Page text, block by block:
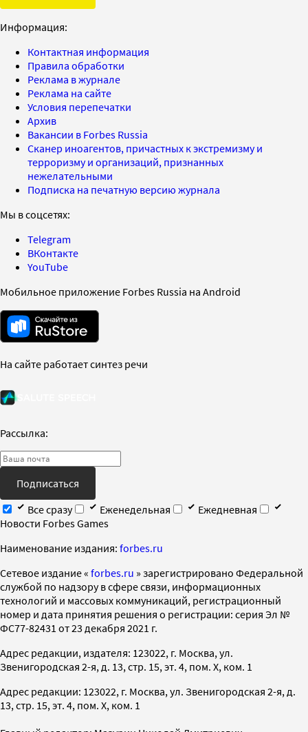
Информация:
Контактная информация
Правила обработки
Реклама в журнале
Реклама на сайте
Условия перепечатки
Архив
Вакансии в Forbes Russia
Сканер иноагентов, причастных к экстремизму и
терроризму и организаций, признанных
нежелательными
Подписка на печатную версию журнала
Мы в соцсетях:
Telegram
ВКонтакте
YouTube
Мобильное приложение Forbes Russia на Android
На сайте работает синтез речи
Рассылка:
Подписаться
Все сразу
Еженедельная
Ежедневная
Новости Forbes Games
Наименование издания: forbes.ru
Cетевое издание « forbes.ru » зарегистрировано Федеральной
службой по надзору в сфере связи, информационных
технологий и массовых коммуникаций, регистрационный
номер и дата принятия решения о регистрации: серия Эл №
ФС77-82431 от 23 декабря 2021 г.
Адрес редакции, издателя: 123022, г. Москва, ул.
Звенигородская 2-я, д. 13, стр. 15, эт. 4, пом. X, ком. 1
Адрес редакции: 123022, г. Москва, ул. Звенигородская 2-я, д.
13, стр. 15, эт. 4, пом. X, ком. 1